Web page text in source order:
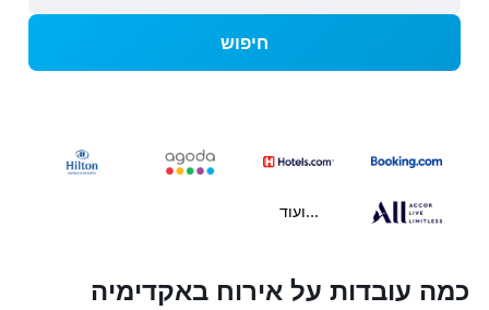
חיפוש
...ועוד
כמה עובדות על אירוח באקדימיה